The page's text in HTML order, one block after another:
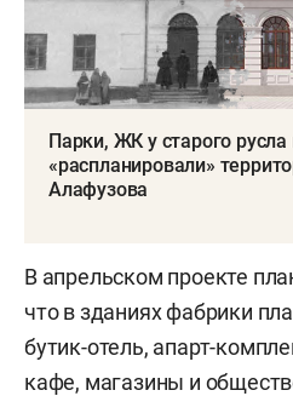
Парки, ЖК у старого русла
«распланировали»
Алафузова
В апрельском проекте
что в зданиях фабрики
бутик-отель, апарт-
кафе, магазины и